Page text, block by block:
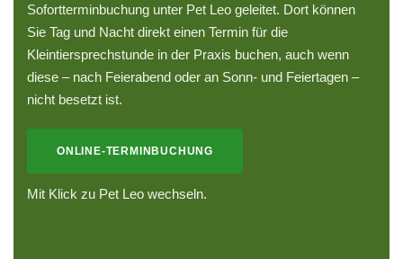
Sofortterminbuchung unter Pet Leo geleitet. Dort können
Sie Tag und Nacht direkt einen Termin für die
Kleintiersprechstunde in der Praxis buchen, auch wenn
diese – nach Feierabend oder an Sonn- und Feiertagen –
nicht besetzt ist.
ONLINE-TERMINBUCHUNG
Mit Klick zu Pet Leo wechseln.